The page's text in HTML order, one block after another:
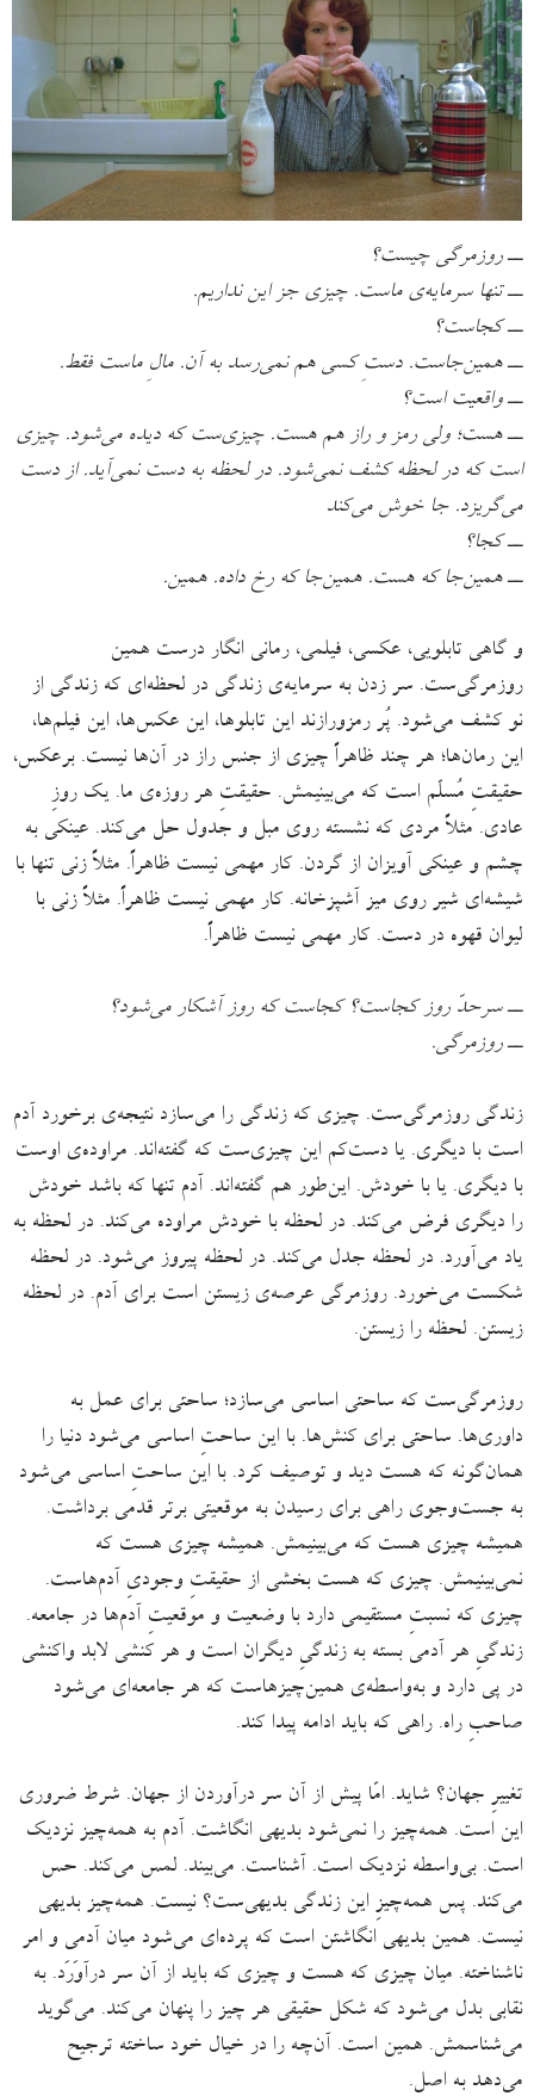
ــ روزمرگی چیست؟
ــ تنها سرمایه‌ی ماست. چیزی جز این نداریم.
ــ کجاست؟
ــ همین‌جاست. دستِ کسی هم نمی‌رسد به آن. مالِ ماست فقط.
ــ واقعیت است؟
ــ هست؛ ولی رمز و راز هم هست. چیزی‌ست که دیده ‌می‌شود. چیزی
است که در لحظه کشف نمی‌شود. در لحظه به دست نمی‌آید. از دست
می‌گریزد. جا خوش می‌کند
ــ کجا؟
ــ همین‌جا که هست. همین‌جا که رخ داده. همین.
و گاهی تابلویی، عکسی، فیلمی، رمانی انگار درست همین
روزمرگی‌ست. سر زدن به سرمایه‌ی زندگی‌ در لحظه‌ای که زندگی از
نو کشف می‌شود. پُر رمزورازند این تابلوها، این عکس‌ها، این فیلم‌ها،
این رمان‌ها؛ هر چند ظاهراً چیزی از جنس راز در آن‌ها نیست. برعکس،
حقیقتِ مُسلّم است که می‌بینیمش. حقیقتِ هر روزه‌ی ما. یک روزِ
عادی. مثلاً مردی که نشسته روی مبل و جدول حل می‌کند. عینکی به
چشم و عینکی آویزان از گردن. کار مهمی نیست ظاهراً. مثلاً زنی تنها با
شیشه‌ای شیر روی میز آشپزخانه. کار مهمی نیست ظاهراً. مثلاً زنی با
لیوان قهوه در دست. کار مهمی نیست ظاهراً.
ــ سرحدّ روز کجاست؟ کجاست که روز آشکار می‌شود؟
ــ روزمرگی.
زندگی روزمرگی‌ست. چیزی که زندگی را می‌سازد نتیجه‌ی برخورد آدم
ا‌ست با دیگری. یا دست‌کم این چیزی‌ست که گفته‌اند. مراوده‌ی اوست
با دیگری. یا با خودش. این‌طور هم گفته‌اند. آدم تنها که باشد خودش
را دیگری فرض می‌کند. در لحظه با خودش مراوده می‌کند. در لحظه به
یاد می‌آورد. در لحظه جدل می‌کند. در لحظه پیروز می‌شود. در لحظه
شکست می‌خورد. روزمرگی عرصه‌ی زیستن است برای آدم. در لحظه
زیستن. لحظه را زیستن.
روزمرگی‌ست که ساحتی اساسی می‌سازد؛ ساحتی برای عمل به
داوری‌ها. ساحتی برای کنش‌ها. با این ساحتِ اساسی‌ می‌شود دنیا را
همان‌گونه که هست دید و توصیف کرد. با این ساحتِ اساسی می‌شود
به جست‌وجوی راهی برای رسیدن به موقعیتی برتر قدمی برداشت.
همیشه چیزی هست که می‌بینیمش. همیشه چیزی هست که
نمی‌بینیمش. چیزی که هست بخشی از حقیقتِ وجودیِ آدم‌هاست.
چیزی که نسبتِ مستقیمی دارد با وضعیت و موقعیتِ آدم‌ها در جامعه.
زندگیِ هر آدمی بسته به زندگیِ دیگران است و هر کنشی لابد واکنشی
در پی دارد و به‌واسطه‌ی همین‌چیزهاست که هر جامعه‌ای می‌شود
صاحبِ راه. راهی که باید ادامه پیدا کند.
تغییرِ جهان؟ شاید. امّا پیش از آن سر درآوردن از جهان. شرط ضروری‌
این است. همه‌چیز را نمی‌شود بدیهی انگاشت. آدم به همه‌چیز نزدیک
است. بی‌واسطه نزدیک است. آشناست. می‌بیند. لمس می‌کند. حس
می‌کند. پس همه‌چیزِ این زندگی بدیهی‌ست؟ نیست. همه‌چیز بدیهی
نیست. همین بدیهی انگاشتن است که پرده‌ای می‌شود میان آدمی و امر
ناشناخته. میان چیزی که هست و چیزی که باید از آن سر درآوَرَد. به
نقابی بدل می‌شود که شکل حقیقی هر چیز را پنهان می‌کند. می‌گوید
می‌شناسمش. همین است. آن‌چه را در خیال خود ساخته ترجیح
می‌دهد به اصل.